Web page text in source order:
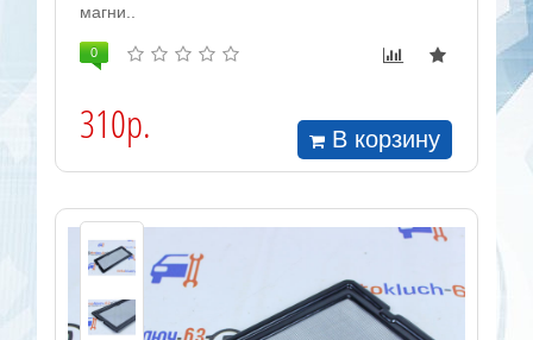
магни..
0
310р. В корзину